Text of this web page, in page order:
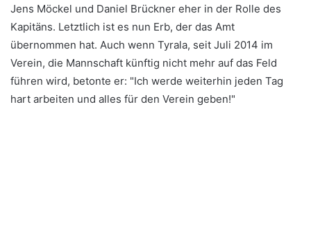
Jens Möckel und Daniel Brückner eher in der Rolle des
Kapitäns. Letztlich ist es nun Erb, der das Amt
übernommen hat. Auch wenn Tyrala, seit Juli 2014 im
Verein, die Mannschaft künftig nicht mehr auf das Feld
führen wird, betonte er: "Ich werde weiterhin jeden Tag
hart arbeiten und alles für den Verein geben!"